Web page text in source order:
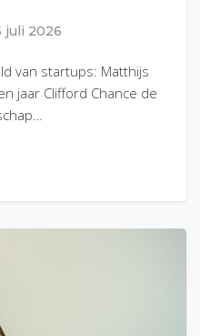
juli 2026
van startups: Matthijs
jaar Clifford Chance de